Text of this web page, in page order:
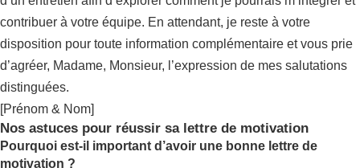
contribuer à votre équipe. En attendant, je reste à votre
disposition pour toute information complémentaire et vous prie
d’agréer, Madame, Monsieur, l’expression de mes salutations
distinguées.
[Prénom & Nom]
Nos astuces pour réussir sa lettre de motivation
Pourquoi est-il important d’avoir une bonne lettre de
motivation ?